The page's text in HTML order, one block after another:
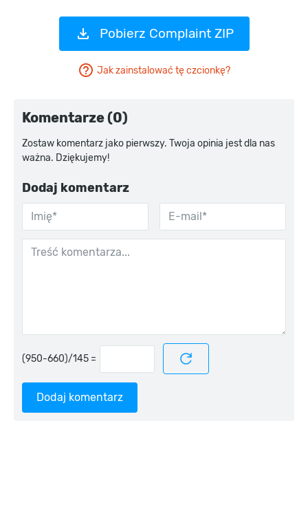
Pobierz Complaint ZIP
Jak zainstalować tę czcionkę?
Komentarze (0)
Zostaw komentarz jako pierwszy. Twoja opinia jest dla nas
ważna. Dziękujemy!
Dodaj komentarz
=
Dodaj komentarz